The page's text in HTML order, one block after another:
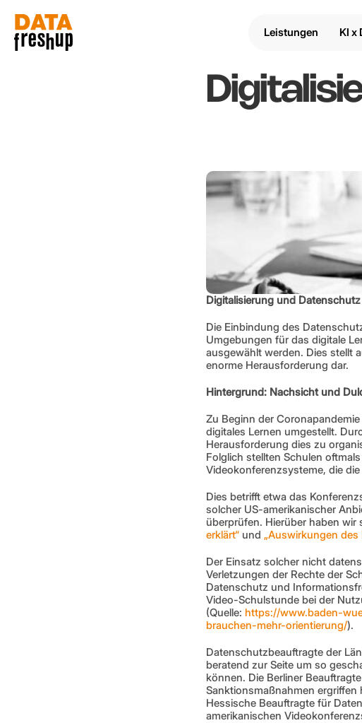
Leistungen KI x
Digitalisierung und
Die Einbindung des
Umgebungen für das digitale
ausgewählt werden. Dies stellt
enorme Herausforderung dar.
Hintergrund: Nachsicht und
Zu Beginn der
digitales Lernen umgestellt.
Herausforderung dies zu
Folglich stellten Schulen
Videokonferenzsysteme, die
Dies betrifft etwa das
solcher US-amerikanischer
überprüfen. Hierüber haben
erklärt“ und „Auswirkungen des
Der Einsatz solcher nicht
Verletzungen der Rechte der
Datenschutz und
Video-Schulstunde bei der
(Quelle: https://www.baden-
brauchen-mehr-orientierung/).
Datenschutzbeauftragte der
beratend zur Seite um so
können. Die Berliner
Sanktionsmaßnahmen
Hessische Beauftragte für
amerikanischen